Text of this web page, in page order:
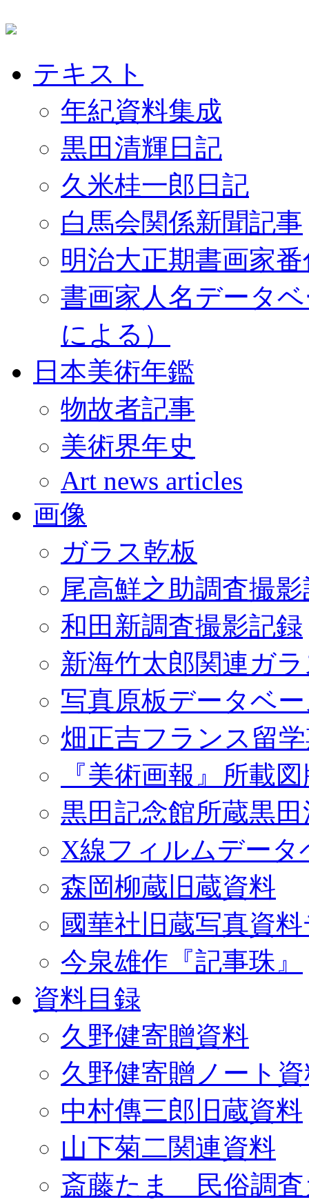
テキスト
年紀資料集成
黒田清輝日記
久米桂一郎日記
白馬会関係新聞記事
明治大正期書画家
書画家人名データ
による）
日本美術年鑑
物故者記事
美術界年史
Art news articles
画像
ガラス乾板
尾高鮮之助調査撮
和田新調査撮影記録
新海竹太郎関連ガ
写真原板データベ
畑正吉フランス留
『美術画報』所載
黒田記念館所蔵黒
X線フィルムデータ
森岡柳蔵旧蔵資料
國華社旧蔵写真資
今泉雄作『記事珠』
資料目録
久野健寄贈資料
久野健寄贈ノート
中村傳三郎旧蔵資料
山下菊二関連資料
斎藤たま 民俗調査